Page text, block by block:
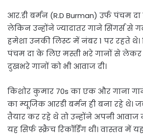
आर.डी बर्मन (R.D Burman) उर्फ पंचम
लेकिन उन्होंने ज्यादातर गाने सिंगर्स से
हमेशा उनकी लिस्ट में नंबर 1 पर रहते
पंचम दा के लिए मस्ती भरे गानों से लेकर
दुखभरे गानों को भी आवाज दी।
किशोर कुमार 70s का एक और गाना
का म्यूजिक आरडी बर्मन ही बना रहे थे।
तैयार कर रहे थे तो उन्होंने अपनी आवाज में
यह सिर्फ स्क्रैच रिकॉर्डिंग थी। वास्तव में